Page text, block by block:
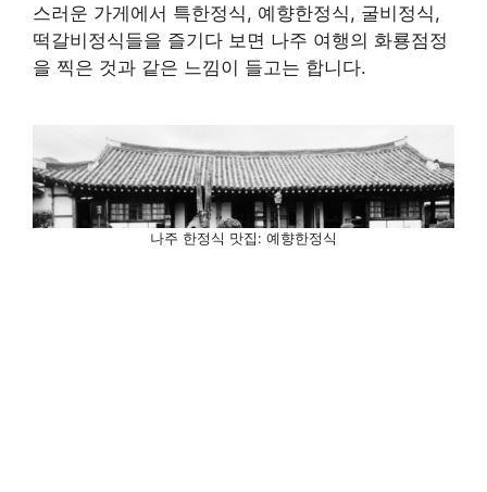
스러운 가게에서 특한정식, 예향한정식, 굴비정식,
떡갈비정식들을 즐기다 보면 나주 여행의 화룡점정
을 찍은 것과 같은 느낌이 들고는 합니다.
나주 한정식 맛집: 예향한정식